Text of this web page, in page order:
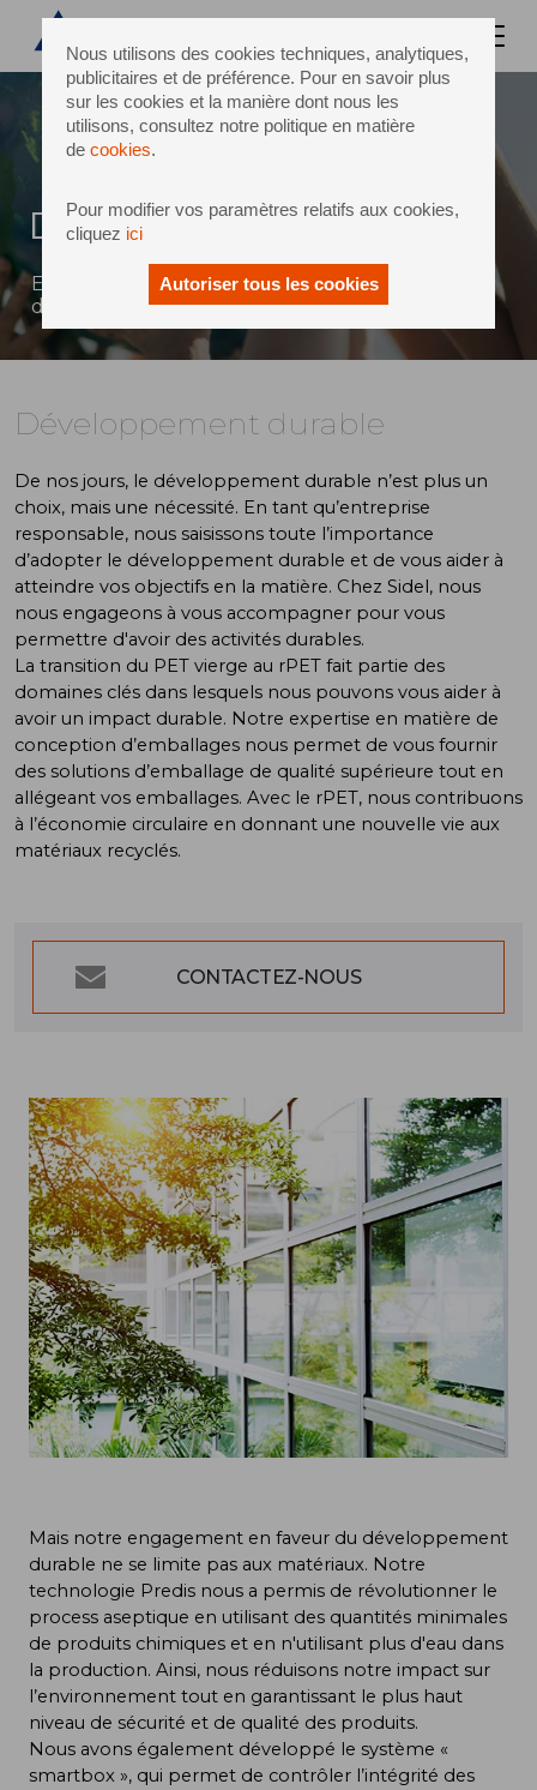
Nous utilisons des cookies techniques, analytiques,
publicitaires et de préférence. Pour en savoir plus
sur les cookies et la manière dont nous les
utilisons, consultez notre politique en matière
de cookies.
Pour modifier vos paramètres relatifs aux cookies,
cliquez ici
Autoriser tous les cookies
Développement durable
Engagement en faveur du développement
durable et de l’efficacité
Développement durable
De nos jours, le développement durable n’est plus un
choix, mais une nécessité. En tant qu’entreprise
responsable, nous saisissons toute l’importance
d’adopter le développement durable et de vous aider à
atteindre vos objectifs en la matière. Chez Sidel, nous
nous engageons à vous accompagner pour vous
permettre d'avoir des activités durables.
La transition du PET vierge au rPET fait partie des
domaines clés dans lesquels nous pouvons vous aider à
avoir un impact durable. Notre expertise en matière de
conception d’emballages nous permet de vous fournir
des solutions d’emballage de qualité supérieure tout en
allégeant vos emballages. Avec le rPET, nous contribuons
à l’économie circulaire en donnant une nouvelle vie aux
matériaux recyclés.
CONTACTEZ-NOUS
Mais notre engagement en faveur du développement
durable ne se limite pas aux matériaux. Notre
technologie Predis nous a permis de révolutionner le
process aseptique en utilisant des quantités minimales
de produits chimiques et en n'utilisant plus d'eau dans
la production. Ainsi, nous réduisons notre impact sur
l’environnement tout en garantissant le plus haut
niveau de sécurité et de qualité des produits.
Nous avons également développé le système «
smartbox », qui permet de contrôler l’intégrité des